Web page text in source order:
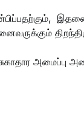
அமைப்பு